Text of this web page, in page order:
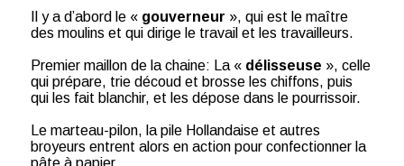
Il y a d’abord le « gouverneur », qui est le maître
des moulins et qui dirige le travail et les travailleurs.
Premier maillon de la chaine: La « délisseuse », celle
qui prépare, trie découd et brosse les chiffons, puis
qui les fait blanchir, et les dépose dans le pourrissoir.
Le marteau-pilon, la pile Hollandaise et autres
broyeurs entrent alors en action pour confectionner la